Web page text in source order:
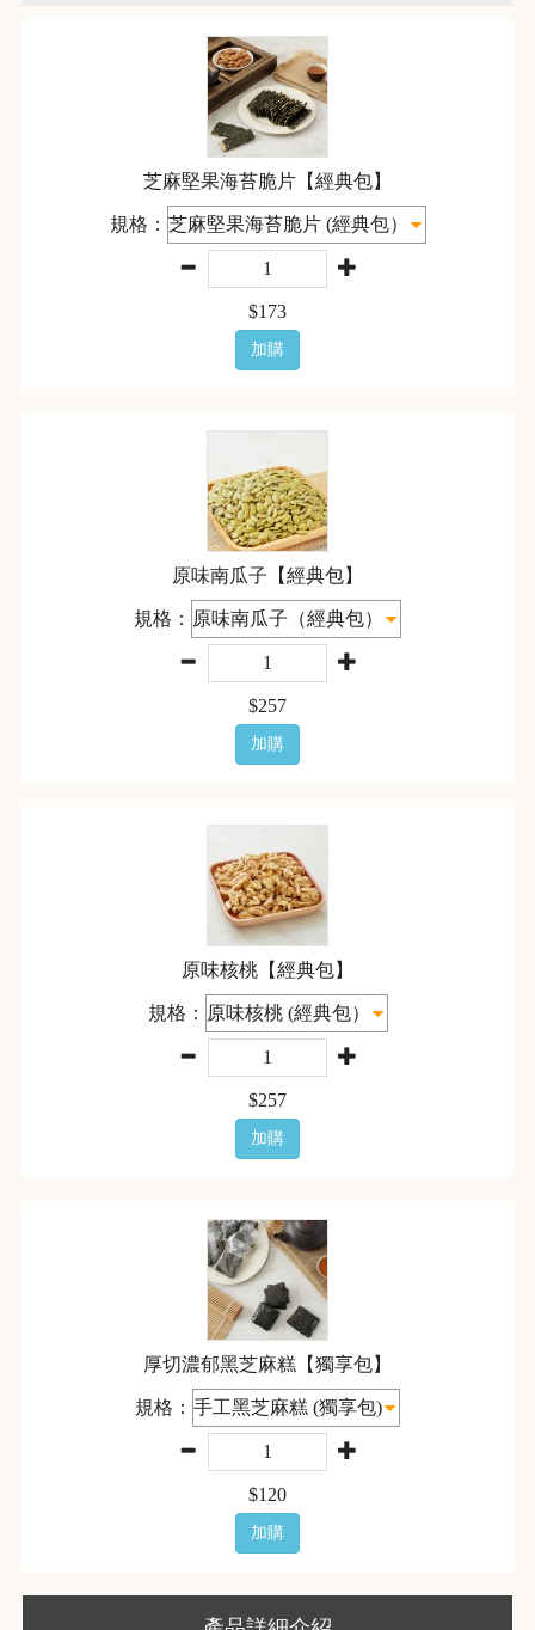
芝麻堅果海苔脆片【經典包】
規格：
$173
加購
原味南瓜子【經典包】
規格：
$257
加購
原味核桃【經典包】
規格：
$257
加購
厚切濃郁黑芝麻糕【獨享包】
規格：
$120
加購